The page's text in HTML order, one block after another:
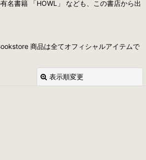
名書籍 「HOWL」 なども、この書店から出
商品は全てオフィシャルアイテムで
表示順変更